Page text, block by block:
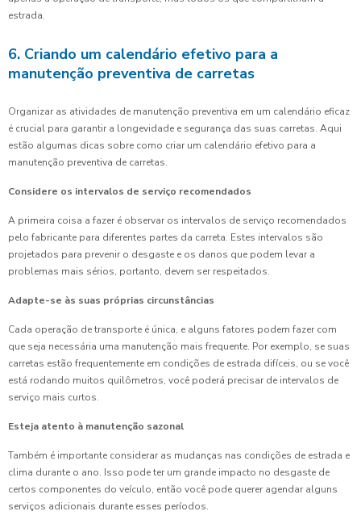
estrada.
6. Criando um calendário efetivo para a
manutenção preventiva de carretas
Organizar as atividades de manutenção preventiva em um calendário eficaz
é crucial para garantir a longevidade e segurança das suas carretas. Aqui
estão algumas dicas sobre como criar um calendário efetivo para a
manutenção preventiva de carretas.
Considere os intervalos de serviço recomendados
A primeira coisa a fazer é observar os intervalos de serviço recomendados
pelo fabricante para diferentes partes da carreta. Estes intervalos são
projetados para prevenir o desgaste e os danos que podem levar a
problemas mais sérios, portanto, devem ser respeitados.
Adapte-se às suas próprias circunstâncias
Cada operação de transporte é única, e alguns fatores podem fazer com
que seja necessária uma manutenção mais frequente. Por exemplo, se suas
carretas estão frequentemente em condições de estrada difíceis, ou se você
está rodando muitos quilômetros, você poderá precisar de intervalos de
serviço mais curtos.
Esteja atento à manutenção sazonal
Também é importante considerar as mudanças nas condições de estrada e
clima durante o ano. Isso pode ter um grande impacto no desgaste de
certos componentes do veículo, então você pode querer agendar alguns
serviços adicionais durante esses períodos.